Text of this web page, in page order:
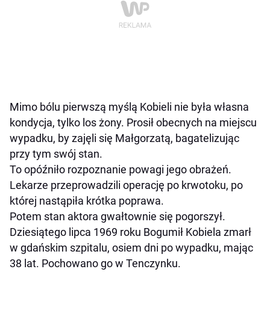
Mimo bólu pierwszą myślą Kobieli nie była własna
kondycja, tylko los żony. Prosił obecnych na miejscu
wypadku, by zajęli się Małgorzatą, bagatelizując
przy tym swój stan.
To opóźniło rozpoznanie powagi jego obrażeń.
Lekarze przeprowadzili operację po krwotoku, po
której nastąpiła krótka poprawa.
Potem stan aktora gwałtownie się pogorszył.
Dziesiątego lipca 1969 roku Bogumił Kobiela zmarł
w gdańskim szpitalu, osiem dni po wypadku, mając
38 lat. Pochowano go w Tenczynku.